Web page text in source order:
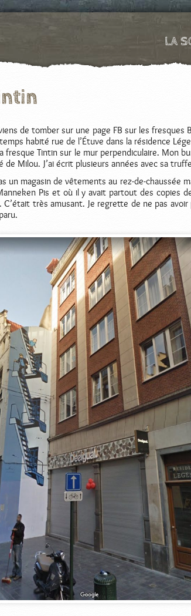
LA
de tomber sur une page FB sur les fresques
habité rue de l’Étuve dans la résidence
fresque Tintin sur le mur perpendiculaire. Mon
Milou. J’ai écrit plusieurs années avec sa
un magasin de vêtements au rez-de-chaussée
Pis et où il y avait partout des copies
C’était très amusant. Je regrette de ne pas